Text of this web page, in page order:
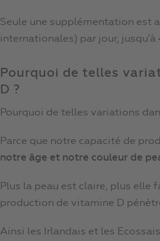
Seule une supplémentation est
internationales) par jour,
Pourquoi de telles
D ?
Pourquoi de telles variations
Parce que notre capacité de
notre âge et notre couleur de
Plus la peau est claire, plus elle
production de vitamine D
Ainsi les Irlandais et les